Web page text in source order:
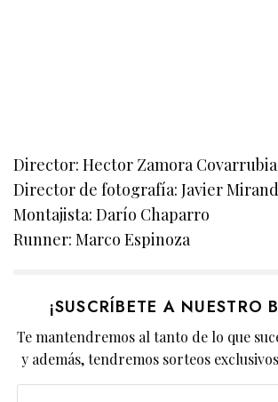
Director: Hector Zamora
Director de fotografía: Javier
Montajista: Darío Chaparro
Runner: Marco Espinoza
¡SUSCRÍBETE A NUESTRO
Te mantendremos al tanto de lo que
y además, tendremos sorteos